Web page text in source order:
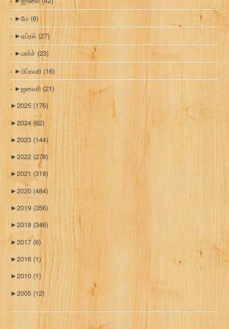
►மே (6)
►ஏப்ரல் (27)
►மார்ச் (23)
►பிப்ரவரி (16)
►ஜனவரி (21)
►2025 (176)
►2024 (62)
►2023 (144)
►2022 (278)
►2021 (318)
►2020 (484)
►2019 (356)
►2018 (346)
►2017 (6)
►2016 (1)
►2010 (1)
►2005 (12)